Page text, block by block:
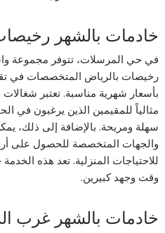
خادمات بالشهر
في حي المرسلات، تتوفر مجموعة
رخيصات بالرياض المتخصصات في
بأسعار شهرية مناسبة. تعتبر
مثالياً للمقيمين الذين يرغبون في
سهلة ومريحة. بالإضافة إلى ذلك،
والجهات المتخصصة للحصول على
للاحتياجات المنزلية. تعد هذه
وقت وجهد كبيرين.
خادمات بالشهر غرب